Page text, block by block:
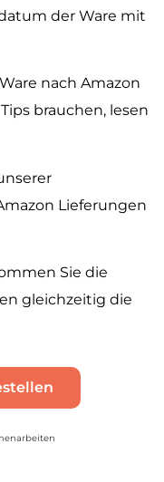
der Ware mit
nach Amazon
brauchen, lesen
Lieferungen
Sie die
gleichzeitig die